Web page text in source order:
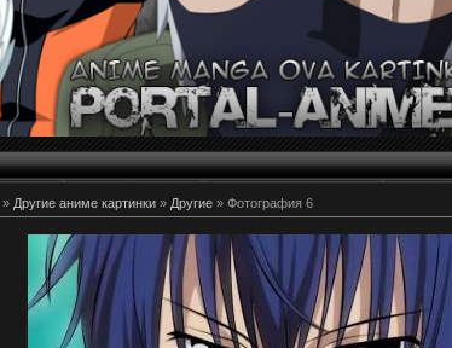
» Другие аниме картинки » Другие » Фотография 6